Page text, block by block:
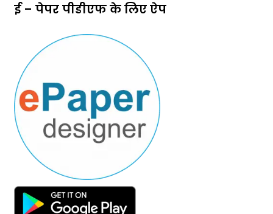
ई – पेपर पीडीएफ के लिए ऐप